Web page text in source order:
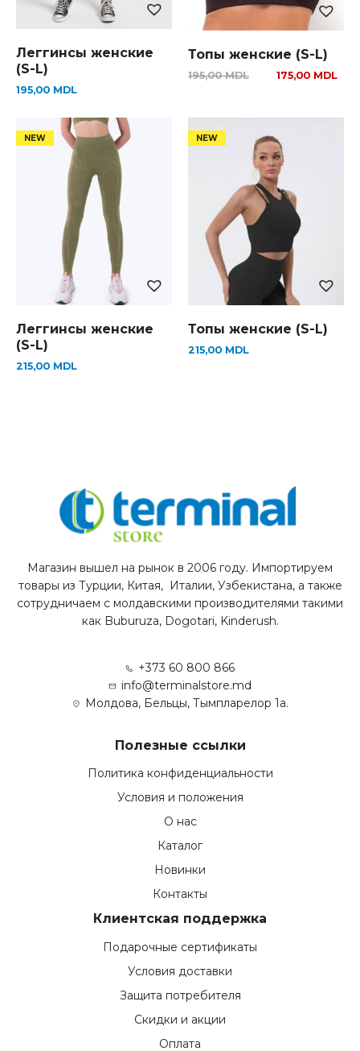
Леггинсы женские
(S-L)
195,00 MDL
Топы женские (S-L)
195,00MDL 175,00 MDL
Леггинсы женские
(S-L)
215,00 MDL
Топы женские (S-L)
215,00 MDL
Магазин вышел на рынок в 2006 году. Импортируем
товары из Турции, Китая, Италии, Узбекистана, а также
сотрудничаем с молдавскими производителями такими
как Buburuza, Dogotari, Kinderush.
+373 60 800 866
info@terminalstore.md
Молдова, Бельцы, Тымпларелор 1а.
Полезные ссылки
Политика конфиденциальности
Условия и положения
О нас
Каталог
Новинки
Контакты
Клиентская поддержка
Подарочные сертификаты
Условия доставки
Защита потребителя
Скидки и акции
Оплата